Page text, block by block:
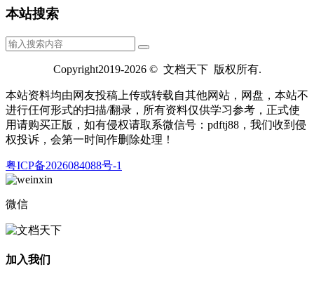
本站搜索
Copyright2019-2026 © 文档天下 版权所有.
本站资料均由网友投稿上传或转载自其他网站，网盘，本站不
进行仼何形式的扫描/翻录，所有资料仅供学习参考，正式使
用请购买正版，如有侵权请取系微信号：pdftj88，我们收到侵
权投诉，会第一时间作删除处理！
粤ICP备2026084088号-1
微信
加入我们